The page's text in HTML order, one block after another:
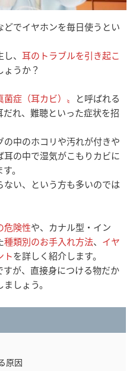
でイヤホンを毎日使うとい
、 耳のトラブルを引き起こ
うか？
菌症（耳カビ）〟
と呼ばれる
れ、難聴といった症状を招
中のホコリや汚れが付きや
の中で湿気がこもりカビに
。
い、という方も多いのでは
危険性や、カナル型・イン
種類別のお手入れ方法、 イヤ
トを詳しく紹介します。
が、直接身につける物だか
しょう。
原因